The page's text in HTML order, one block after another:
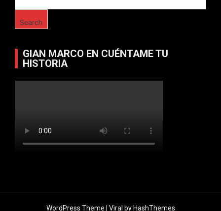
Search
GIAN MARCO EN CUÉNTAME TU
HISTORIA
WordPress Theme | Viral by HashThemes